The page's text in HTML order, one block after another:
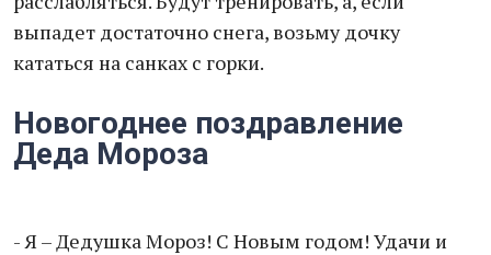
выпадет достаточно снега, возьму дочку
кататься на санках с горки.
Новогоднее поздравление
Деда Мороза
- Я – Дедушка Мороз! С Новым годом! Удачи и